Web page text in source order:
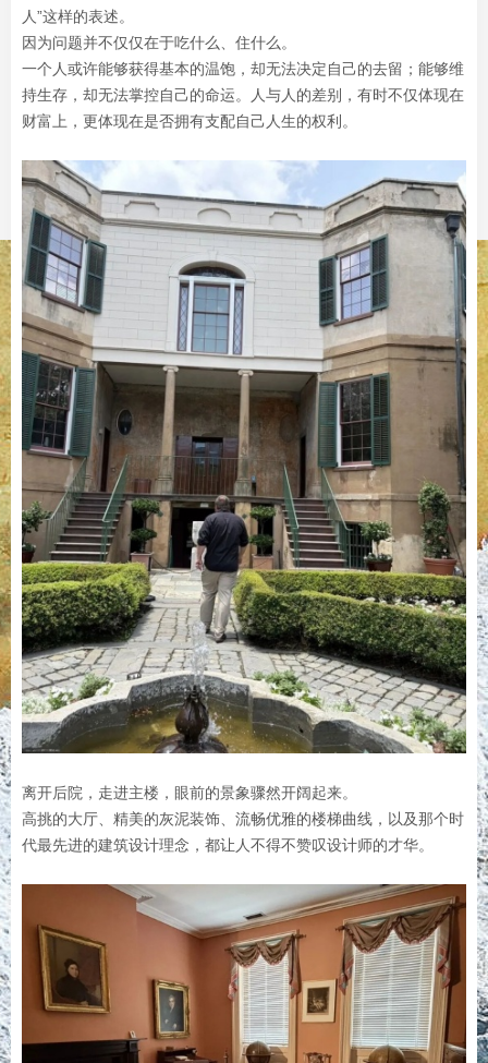
人”这样的表述。
因为问题并不仅仅在于吃什么、住什么。
一个人或许能够获得基本的温饱，却无法决定自己的去留；能够维
持生存，却无法掌控自己的命运。人与人的差别，有时不仅体现在
财富上，更体现在是否拥有支配自己人生的权利。
离开后院，走进主楼，眼前的景象骤然开阔起来。
高挑的大厅、精美的灰泥装饰、流畅优雅的楼梯曲线，以及那个时
代最先进的建筑设计理念，都让人不得不赞叹设计师的才华。